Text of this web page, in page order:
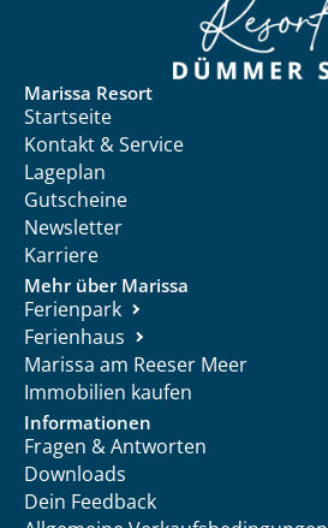
Marissa Resort
Startseite
Kontakt & Service
Lageplan
Gutscheine
Newsletter
Karriere
Mehr über Marissa
Ferienpark
Ferienhaus
Marissa am Reeser Meer
Immobilien kaufen
Informationen
Fragen & Antworten
Downloads
Dein Feedback